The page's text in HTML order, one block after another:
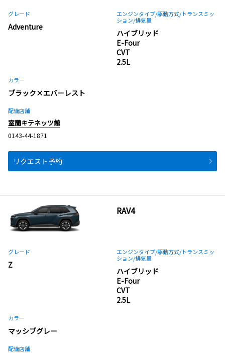
グレード
Adventure
エンジンタイプ/駆動方式/トランスミッ
ション/排気量
ハイブリッド
E-Four
CVT
2.5L
カラー
ブラック×エバーレスト
配備店舗
室蘭キテネッツ館
0143-44-1871
リクエスト予約
RAV4
グレード
Z
エンジンタイプ/駆動方式/トランスミッ
ション/排気量
ハイブリッド
E-Four
CVT
2.5L
カラー
マッシブグレー
配備店舗